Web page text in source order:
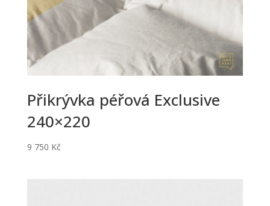
Přikrývka péřová Exclusive
240×220
9 750 Kč